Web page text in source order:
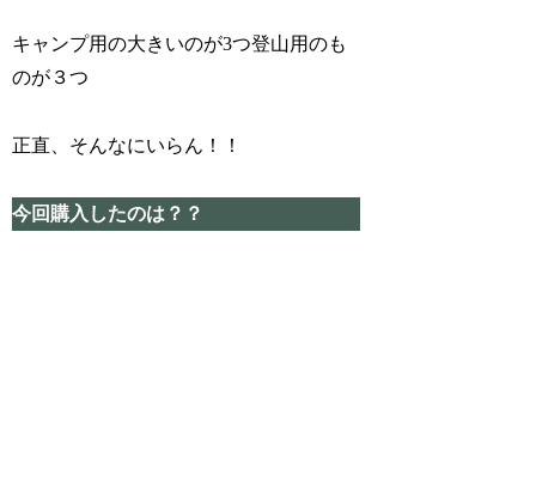
キャンプ用の大きいのが3つ登山用のも
のが３つ
正直、そんなにいらん！！
今回購入したのは？？